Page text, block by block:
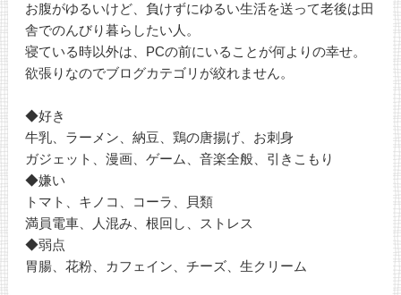
お腹がゆるいけど、負けずにゆるい生活を送って老後は田
舎でのんびり暮らしたい人。
寝ている時以外は、PCの前にいることが何よりの幸せ。
欲張りなのでブログカテゴリが絞れません。
◆好き
牛乳、ラーメン、納豆、鶏の唐揚げ、お刺身
ガジェット、漫画、ゲーム、音楽全般、引きこもり
◆嫌い
トマト、キノコ、コーラ、貝類
満員電車、人混み、根回し、ストレス
◆弱点
胃腸、花粉、カフェイン、チーズ、生クリーム